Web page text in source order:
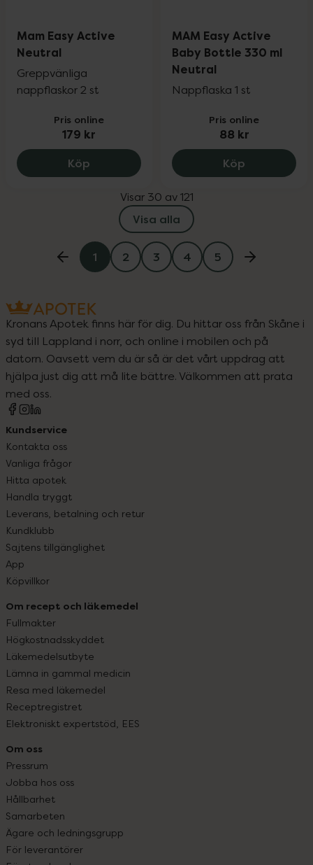
Mam Easy Active
Neutral
Greppvänliga
nappflaskor 2 st
Pris online
179 kr
Köp Mam Easy Active Neutral, 179 kr.
MAM Easy Active
Baby Bottle 330 ml
Neutral
Nappflaska 1 st
Pris online
88 kr
Köp MAM
Visar 30 av 121
Visa alla
1 2 3 4 5
Kronans Apotek finns här för dig. Du hittar oss från Skåne i
syd till Lappland i norr, och online i mobilen och på
datorn. Oavsett vem du är så är det vårt uppdrag att
hjälpa just dig att må lite bättre. Välkommen att prata
med oss.
Kundservice
Kontakta oss
Vanliga frågor
Hitta apotek
Handla tryggt
Leverans, betalning och retur
Kundklubb
Sajtens tillgänglighet
App
Köpvillkor
Om recept och läkemedel
Fullmakter
Högkostnadsskyddet
Läkemedelsutbyte
Lämna in gammal medicin
Resa med läkemedel
Receptregistret
Elektroniskt expertstöd, EES
Om oss
Pressrum
Jobba hos oss
Hållbarhet
Samarbeten
Ägare och ledningsgrupp
För leverantörer